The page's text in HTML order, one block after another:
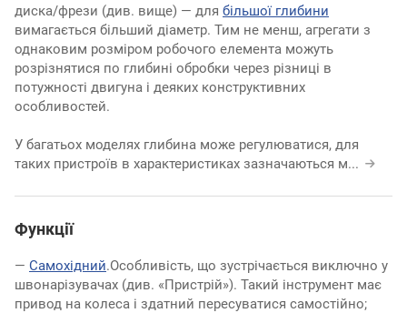
диска/фрези (див. вище) — для більшої глибини
вимагається більший діаметр. Тим не менш, агрегати з
однаковим розміром робочого елемента можуть
розрізнятися по глибині обробки через різниці в
потужності двигуна і деяких конструктивних
особливостей.
У багатьох моделях глибина може регулюватися, для
таких пристроїв в характеристиках зазначаються м...
Функції
— Самохідний.Особливість, що зустрічається виключно у
швонарізувачах (див. «Пристрій»). Такий інструмент має
привод на колеса і здатний пересуватися самостійно;